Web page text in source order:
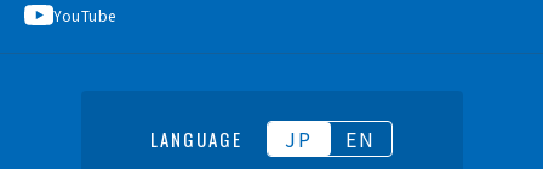
YouTube
LANGUAGE JP EN